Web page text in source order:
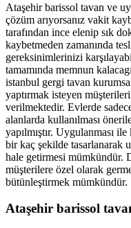
Ataşehir barissol tavan ve
çözüm arıyorsanız vakit
tarafından ince elenip sık
kaybetmeden zamanında
gereksinimlerinizi
tamamında memnun
istanbul gergi tavan
yaptırmak isteyen
verilmektedir. Evlerde
alanlarda kullanılması
yapılmıştır. Uygulanması
bir kaç şekilde tasarlanarak
hale getirmesi mümkündür.
müşterilere özel olarak
bütünleştirmek mümkündür.
Ataşehir barissol